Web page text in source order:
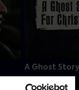
A Ghost